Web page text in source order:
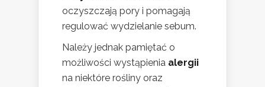
oczyszczają pory i pomagają
regulować wydzielanie sebum.
Należy jednak pamiętać o
możliwości wystąpienia alergii
na niektóre rośliny oraz